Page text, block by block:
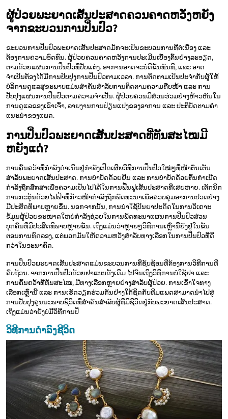
ຜູ້ປ່ວຍພະຍາດເສັ້ນປະສາດຄວນຄາດຫວັງຫຍັງ
ຈາກຂະບວນການປິ່ນປົວ?
ຂະບວນການປິ່ນປົວພະຍາດເສັ້ນປະສາດມັກຈະເປັນຂະບວນການທີ່ຕໍ່ເນື່ອງ ແລະ
ຕ້ອງການຄວາມອົດທົນ. ຜູ້ປ່ວຍຄວນຄາດຫວັງການປະເມີນເບື້ອງຕົ້ນຢ່າງລະອຽດ,
ຕາມດ້ວຍແຜນການປິ່ນປົວທີ່ປັບແຕ່ງ. ອາການອາດຈະບໍ່ດີຂຶ້ນທັນທີ, ແລະ ອາດ
ຈຳເປັນຕ້ອງໄດ້ມີການປັບປຸງການປິ່ນປົວຕາມເວລາ. ການຕິດຕາມເປັນປະຈຳກັບຜູ້ໃຫ້
ບໍລິການດູແລສຸຂະພາບແມ່ນສຳຄັນສຳລັບການຕິດຕາມຄວາມຄືບໜ້າ ແລະ ການ
ປັບປຸງແຜນການປິ່ນປົວຕາມຄວາມຈຳເປັນ. ຜູ້ປ່ວຍຄວນມີສ່ວນຮ່ວມຢ່າງຫ້າວຫັນໃນ
ການດູແລຂອງເຂົາເຈົ້າ, ລາຍງານການປ່ຽນແປງຂອງອາການ ແລະ ປະຕິບັດຕາມຄຳ
ແນະນຳຂອງແພດ.
ການປິ່ນປົວພະຍາດເສັ້ນປະສາດທີ່ທັນສະໄໝມີ
ຫຍັງແດ່?
ການຄົ້ນຄວ້າທີ່ກຳລັງດຳເນີນຢູ່ກຳລັງເປີດເຜີຍວິທີການປິ່ນປົວໃໝ່ໆທີ່ໜ້າຕື່ນເຕັ້ນ
ສຳລັບພະຍາດເສັ້ນປະສາດ. ການບຳບັດດ້ວຍຢີນ ແລະ ການບຳບັດດ້ວຍຕົ້ນກຳເນີດ
ກຳລັງຖືກສຶກສາເພື່ອຄວາມເປັນໄປໄດ້ໃນການຟື້ນຟູເສັ້ນປະສາດທີ່ເສຍຫາຍ. ເຕັກນິກ
ການກະຕຸ້ນດ້ວຍໄຟຟ້າທີ່ກ້າວໜ້າກຳລັງຖືກພັດທະນາເພື່ອຄວບຄຸມອາການປວດຢ່າງ
ມີປະສິດທິພາບຫຼາຍຂຶ້ນ. ນອກຈາກນັ້ນ, ການນຳໃຊ້ປັນຍາປະດິດໃນການວິເຄາະ
ຂໍ້ມູນຜູ້ປ່ວຍຂະໜາດໃຫຍ່ກຳລັງຊ່ວຍໃນການພັດທະນາແຜນການປິ່ນປົວສ່ວນ
ບຸກຄົນທີ່ມີປະສິດທິພາບຫຼາຍຂຶ້ນ. ເຖິງແມ່ນວ່າຫຼາຍໆວິທີການເຫຼົ່ານີ້ຍັງຢູ່ໃນຂັ້ນ
ຕອນການທົດລອງ, ແຕ່ພວກມັນໃຫ້ຄວາມຫວັງສຳລັບທາງເລືອກໃນການປິ່ນປົວທີ່ດີ
ກວ່າໃນອະນາຄົດ.
ການປິ່ນປົວພະຍາດເສັ້ນປະສາດແມ່ນຂະບວນການທີ່ຊັບຊ້ອນທີ່ຕ້ອງການວິທີການທີ່
ຄົບຖ້ວນ. ຈາກການປິ່ນປົວດ້ວຍຢາແບບດັ້ງເດີມ ໄປຈົນເຖິງວິທີການບໍ່ໃຊ້ຢາ ແລະ
ການຄົ້ນຄວ້າທີ່ທັນສະໄໝ, ມີທາງເລືອກຫຼາຍຢ່າງສຳລັບຜູ້ປ່ວຍ. ການເຂົ້າໃຈທາງ
ເລືອກເຫຼົ່ານີ້ ແລະ ການເຮັດວຽກຮ່ວມກັນຢ່າງໃກ້ຊິດກັບທີມແພດສາມາດນຳໄປສູ່
ການປັບປຸງຄຸນນະພາບຊີວິດທີ່ສຳຄັນສຳລັບຜູ້ທີ່ມີຊີວິດຢູ່ກັບພະຍາດເສັ້ນປະສາດ.
ເຖິງແມ່ນວ່າຍັງບໍ່ມີວິທີການປິ່
ວິທີການດຳລົງຊີວິດ